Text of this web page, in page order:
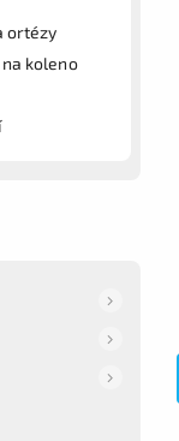
ortézy
koleno